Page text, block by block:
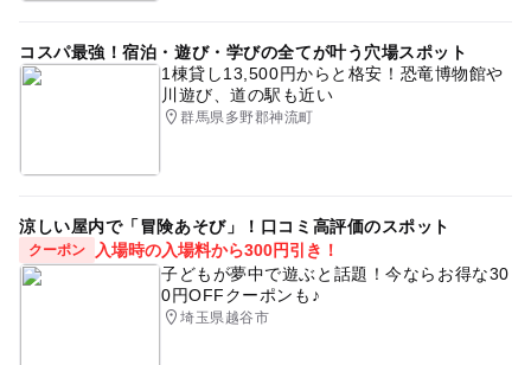
コスパ最強！宿泊・遊び・学びの全てが叶う穴場スポット
1棟貸し13,500円からと格安！恐竜博物館や
川遊び、道の駅も近い
群馬県多野郡神流町
涼しい屋内で「冒険あそび」！口コミ高評価のスポット
クーポン
入場時の入場料から300円引き！
子どもが夢中で遊ぶと話題！今ならお得な30
0円OFFクーポンも♪
埼玉県越谷市